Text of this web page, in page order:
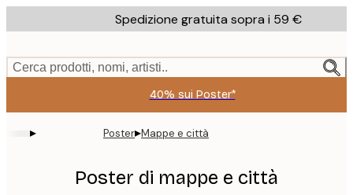
to
content.
Spedizione gratuita sopra i 59 €
Cerca prodotti, nomi, artisti..
40% sui Poster*
▸ Poster▸Mappe e città
Poster di mappe e città